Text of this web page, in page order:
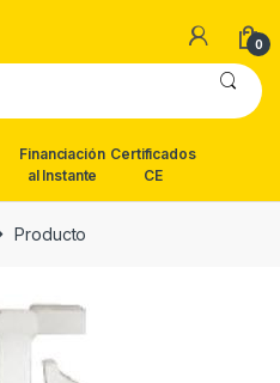
0
Financiación
al Instante
Certificados
CE
Producto